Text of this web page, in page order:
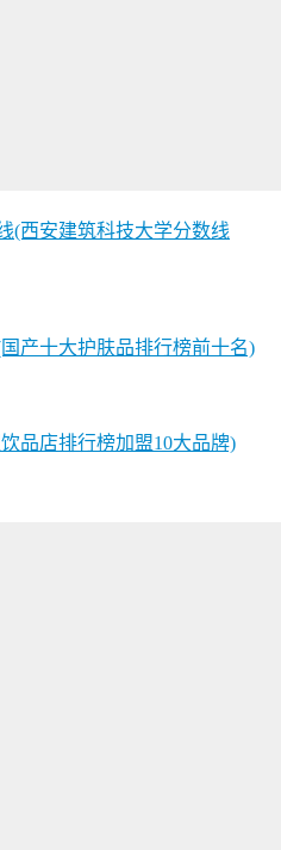
(西安建筑科技大学分数线
产十大护肤品排行榜前十名)
品店排行榜加盟10大品牌)